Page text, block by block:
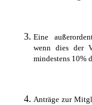
Eine
wenn dies der
mindestens 10%
Anträge zur